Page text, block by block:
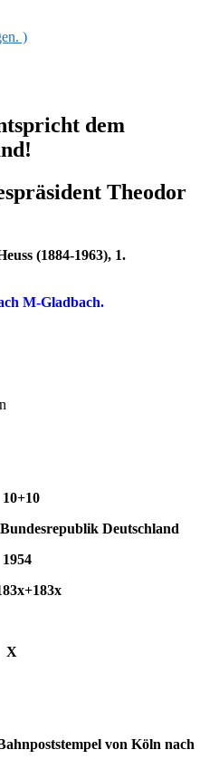
)
dem
Theodor
(1884-1963), 1.
M-Gladbach.
Deutschland
von Köln nach